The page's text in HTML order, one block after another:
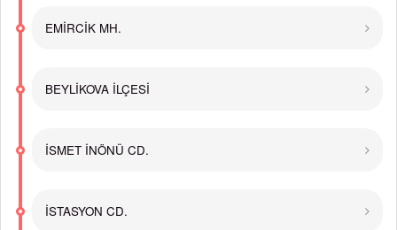
EMİRCİK MH.
BEYLİKOVA İLÇESİ
İSMET İNÖNÜ CD.
İSTASYON CD.